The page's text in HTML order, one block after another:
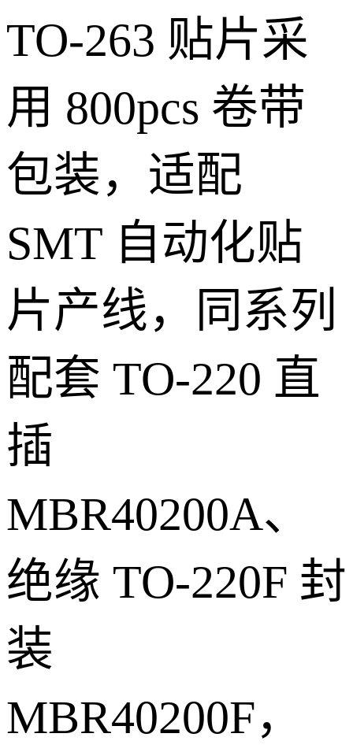
TO-263 贴片采
用 800pcs 卷带
包装，适配
SMT 自动化贴
片产线，同系列
配套 TO-220 直
插
MBR40200A、
绝缘 TO-220F 封
装
MBR40200F，